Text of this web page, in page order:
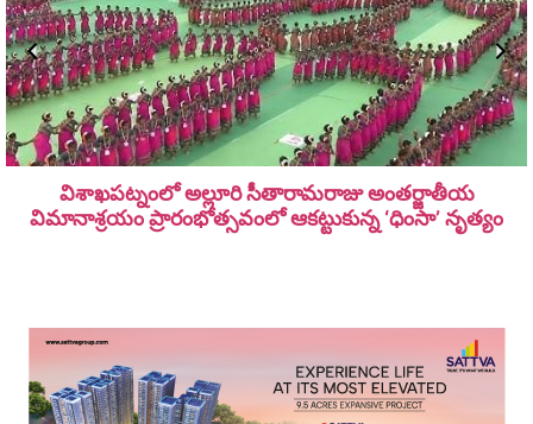
విశాఖపట్నంలో అల్లూరి సీతారామ‌రాజు అంత‌ర్జాతీయ
విమానాశ్ర‌యం ప్రారంభోత్సవంలో ఆకట్టుకున్న ‘ధింసా’ నృత్యం